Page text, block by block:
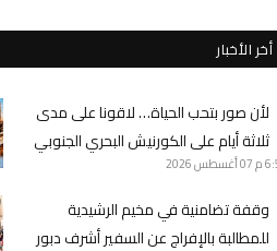
أخر الأخبار
لأن صور بتحب الحياة… لاقونا على مدى
ثلاثة أيام على الكورنيش البحري الجنوبي
م 07 أغسطس 2026
وقفة تضامنية في مخيم الرشيدية
للمطالبة بالإفراج عن السفير أشرف دبور